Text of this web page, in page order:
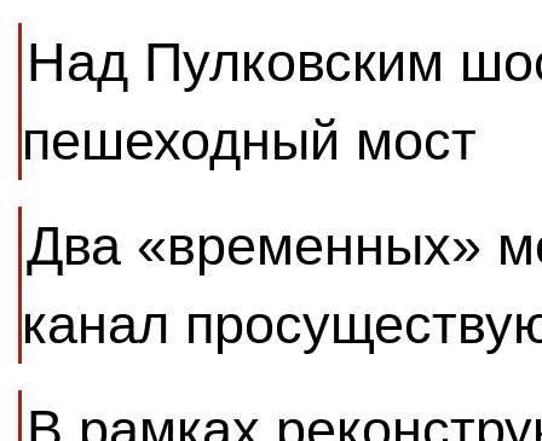
Над Пулковским
пешеходный мост
Два «временных»
канал